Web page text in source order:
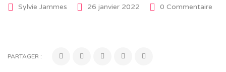
Sylvie Jammes 26 janvier 2022 0 Commentaire
PARTAGER :